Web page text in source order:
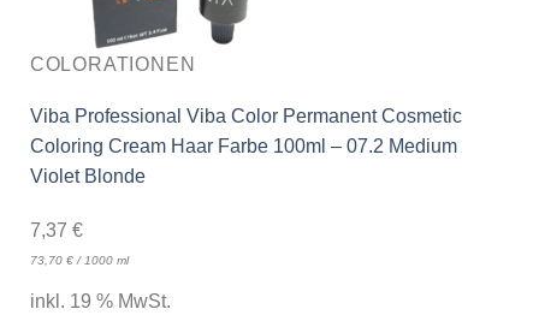
COLORATIONEN
Viba Professional Viba Color Permanent Cosmetic
Coloring Cream Haar Farbe 100ml – 07.2 Medium
Violet Blonde
7,37 €
73,70 €/1000 ml
inkl. 19 % MwSt.